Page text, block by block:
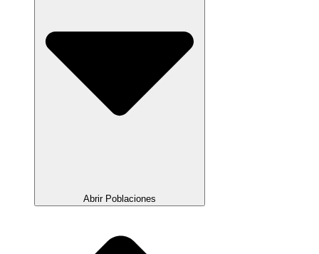
Abrir Poblaciones